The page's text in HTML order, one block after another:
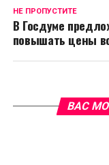
НЕ ПРОПУСТИТЕ
В Госдуме
повышать цены
ВАС